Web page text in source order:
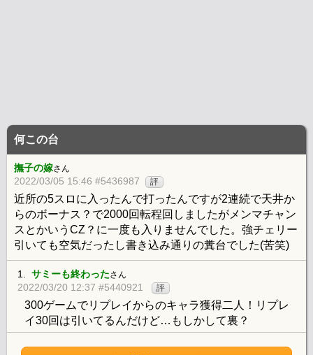
何この台
撫子の嫁さん
2022/03/05 15:46 #5436987 評
近所の5スロに入ったんで打ったんですが2連続で天井か
らのボーナス？で2000回転程回しましたがメンマチャン
スとかいうCZ？に一度も入りませんでした。強チェリー
引いても空気だったし書き込み通りの糞台でした(苦笑)
1. サミーも終わったさん
2022/03/20 12:37 #5440921 評
300ゲームでリプレイからのキャラ獲得二人！リプレ
イ30回は引いてるんだけど…もしかして裏？